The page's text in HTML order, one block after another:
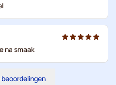
na smaak
beoordelingen